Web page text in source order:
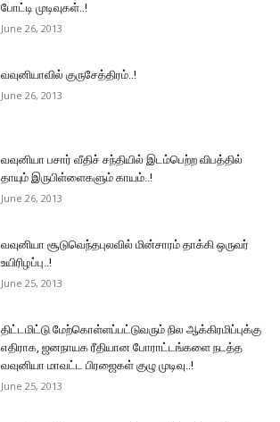
போட்டி முடிவுகள்..!
June 26, 2013
வவுனியாவில் குருசேத்திரம்..!
June 26, 2013
வவுனியா பசார் வீதிச் சந்தியில் இடம்பெற்ற விபத்தில்
தாயும் இருபிள்ளைகளும் காயம்..!
June 26, 2013
வவுனியா சூடுவெந்தபுலவில் மின்சாரம் தாக்கி ஒருவர்
உயிரிழப்பு..!
June 25, 2013
திட்டமிட்டு மேற்கொள்ளப்பட்டுவரும் நில ஆக்கிரமிப்புக்கு
எதிராக, ஜனநாயக ரீதியான போராட்டங்களை நடத்த
வவுனியா மாவட்ட பிரஜைகள் குழு முடிவு..!
June 25, 2013